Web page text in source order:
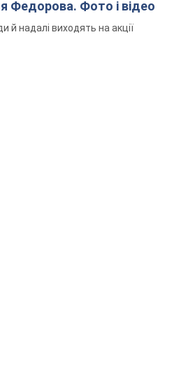
Федорова. Фото і відео
й надалі виходять на акції